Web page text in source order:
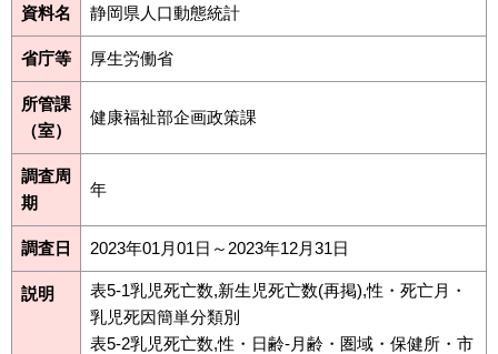
資料名 静岡県人口動態統計
省庁等 厚生労働省
所管課
（室）
健康福祉部企画政策課
調査周
期
年
調査日 2023年01月01日～2023年12月31日
説明
表5-1乳児死亡数,新生児死亡数(再掲),性・死亡月・
乳児死因簡単分類別
表5-2乳児死亡数,性・日齢-月齢・圏域・保健所・市